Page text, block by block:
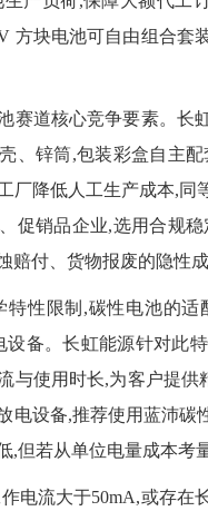
方块电池可自由组合
道核心竞争要素。长
、锌筒,包装彩盒自主
厂降低人工生产成本,同
促销品企业,选用合规
赔付、货物报废的隐性
限制,碳性电池的适
设备。长虹能源针对此
与使用时长,为客户提供
电设备,推荐使用蓝沛
,但若从单位电量成本考
流大于50mA,或存在